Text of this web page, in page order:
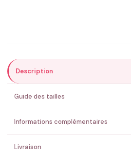
ENVOYER MA
💚 Retour sous 24-48h🇫🇷 Flocage en France✅
Description
Guide des tailles
Informations complémentaires
Livraison